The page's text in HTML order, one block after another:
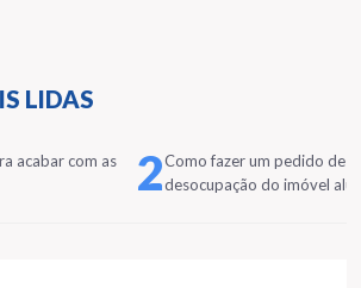
LIDAS
acabar com as
2Como fazer um pedido de
desocupação do imóvel